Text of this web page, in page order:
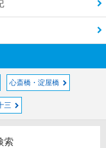
心斎橋・淀屋橋
三
索